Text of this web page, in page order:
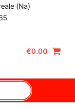
(Na)
€0.00